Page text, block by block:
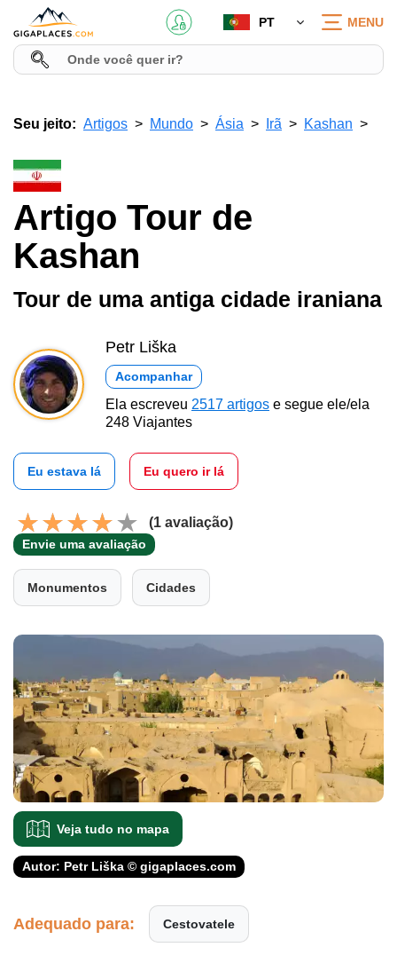
PT MENU
Seu jeito: Artigos Mundo Ásia Irã Kashan
Artigo Tour de
Kashan
Tour de uma antiga cidade iraniana
Petr Liška
Acompanhar
Ela escreveu 2517 artigos e segue ele/ela
248 Viajantes
Eu estava lá Eu quero ir lá
(1 avaliação)
Envie uma avaliação
Monumentos Cidades
Veja tudo no mapa
Autor: Petr Liška © gigaplaces.com
Adequado para: Cestovatele